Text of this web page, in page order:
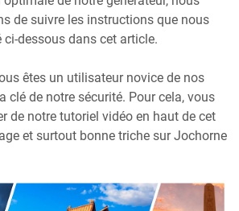
de suivre les instructions que nous
dessous dans cet article.
êtes un utilisateur novice de nos
clé de notre sécurité. Pour cela, vous
de notre tutoriel vidéo en haut de cet
et surtout bonne triche sur Jochorne